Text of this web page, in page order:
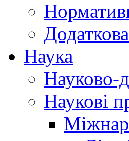
Наука
Науково-
Наукові